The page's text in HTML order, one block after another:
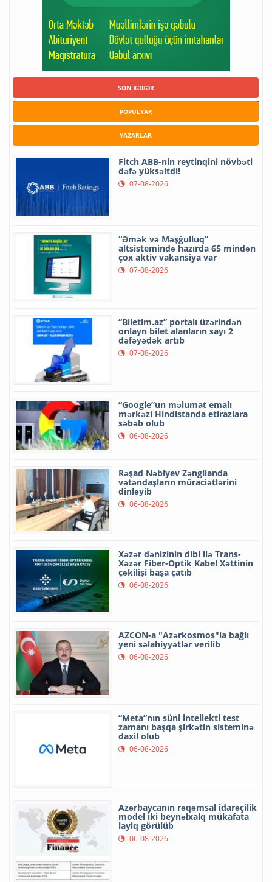
SON XƏBƏR
POPULYAR
YAZARLAR
Fitch ABB-nin reytinqini növbəti
dəfə yüksəltdi!
07-08-2026
“Əmək və Məşğulluq”
altsistemində hazırda 65 mindən
çox aktiv vakansiya var
07-08-2026
“Biletim.az” portalı üzərindən
onlayn bilet alanların sayı 2
dəfəyədək artıb
07-08-2026
“Google”un məlumat emalı
mərkəzi Hindistanda etirazlara
səbəb olub
06-08-2026
Rəşad Nəbiyev Zəngilanda
vətəndaşların müraciətlərini
dinləyib
06-08-2026
Xəzər dənizinin dibi ilə Trans-
Xəzər Fiber-Optik Kabel Xəttinin
çəkilişi başa çatıb
06-08-2026
AZCON-a "Azərkosmos"la bağlı
yeni səlahiyyətlər verilib
06-08-2026
“Meta”nın süni intellekti test
zamanı başqa şirkətin sisteminə
daxil olub
06-08-2026
Azərbaycanın rəqəmsal idarəçilik
model iki beynəlxalq mükafata
layiq görülüb
06-08-2026